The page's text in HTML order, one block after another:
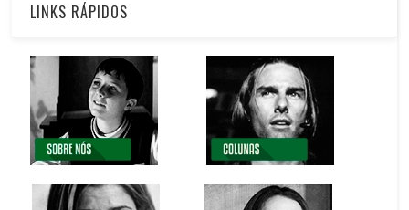
LINKS RÁPIDOS